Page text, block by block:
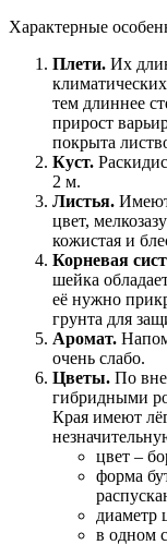
Характерные
Плети. Их
тем длиннее
прирост
покрыта
Куст.
2 м.
Листья.
цвет,
кожистая и
Корневая
шейка
её нужно
грунта для
Аромат.
очень слабо.
Цветы. По
гибридными
Края имеют
цвет –
форма
диаметр
в одном